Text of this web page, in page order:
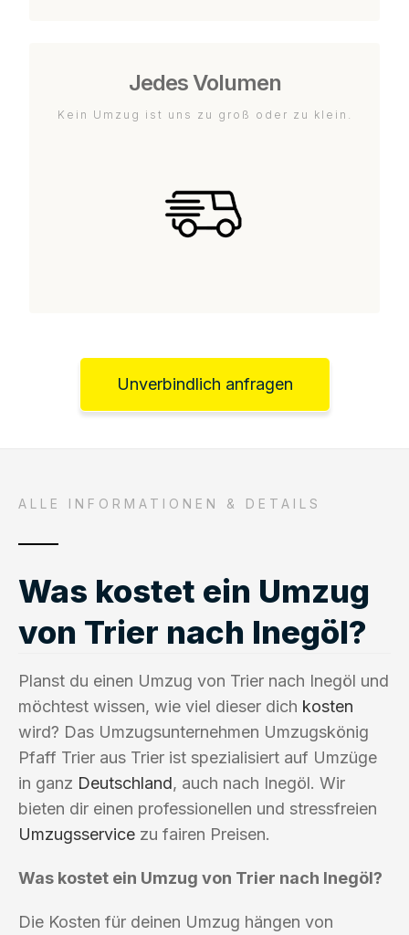
Jedes Volumen
Kein Umzug ist uns zu groß oder zu klein.
Unverbindlich anfragen
ALLE INFORMATIONEN & DETAILS
Was kostet ein Umzug
von Trier nach Inegöl?
Planst du einen Umzug von Trier nach Inegöl und
möchtest wissen, wie viel dieser dich kosten
wird? Das Umzugsunternehmen Umzugskönig
Pfaff Trier aus Trier ist spezialisiert auf Umzüge
in ganz Deutschland, auch nach Inegöl. Wir
bieten dir einen professionellen und stressfreien
Umzugsservice zu fairen Preisen.
Was kostet ein Umzug von Trier nach Inegöl?
Die Kosten für deinen Umzug hängen von